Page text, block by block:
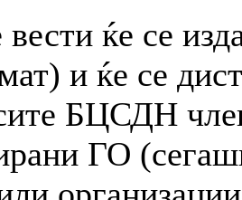
ќе се
и ќе се
БЦСДН
ГО